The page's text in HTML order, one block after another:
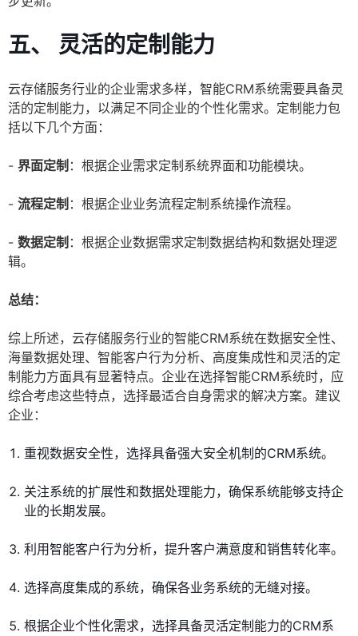
五、 灵活的定制能力
云存储服务行业的企业需求多样，智能CRM系统需要具备灵
活的定制能力，以满足不同企业的个性化需求。定制能力包
括以下几个方面：
- 界面定制 ：根据企业需求定制系统界面和功能模块。
- 流程定制 ：根据企业业务流程定制系统操作流程。
- 数据定制 ：根据企业数据需求定制数据结构和数据处理逻
辑。
总结：
综上所述，云存储服务行业的智能CRM系统在数据安全性、
海量数据处理、智能客户行为分析、高度集成性和灵活的定
制能力方面具有显著特点。企业在选择智能CRM系统时，应
综合考虑这些特点，选择最适合自身需求的解决方案。建议
企业：
重视数据安全性，选择具备强大安全机制的CRM系统。
关注系统的扩展性和数据处理能力，确保系统能够支持企
业的长期发展。
利用智能客户行为分析，提升客户满意度和销售转化率。
选择高度集成的系统，确保各业务系统的无缝对接。
根据企业个性化需求，选择具备灵活定制能力的CRM系